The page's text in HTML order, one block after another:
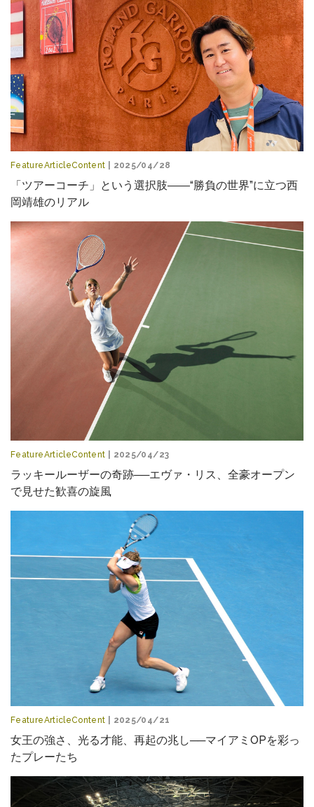
FeatureArticleContent | 2025/04/28
「ツアーコーチ」という選択肢――“勝負の世界”に立つ西
岡靖雄のリアル
FeatureArticleContent | 2025/04/23
ラッキールーザーの奇跡──エヴァ・リス、全豪オープン
で見せた歓喜の旋風
FeatureArticleContent | 2025/04/21
女王の強さ、光る才能、再起の兆し──マイアミOPを彩っ
たプレーたち